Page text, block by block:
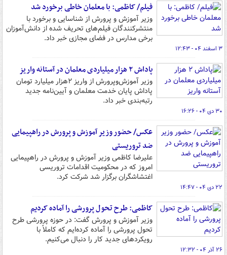
فیلم/ کاظمی: با معلمان خاطی برخورد شد
وزیر آموزش و پرورش از شناسایی و برخورد با
منتشرکنندگان فیلم‌های تحریف شده از دانش‌آموزان
برخی مدارس در فضای مجازی خبر داد.
۳ اسفند ۰۴ - ۱۲:۴۳
پاداش ۲ هزار میلیاردی معلمان در آستانه واریز
وزیر آموزش‌وپرورش از واریز ۲هزار میلیارد تومان
پاداش پایان خدمت معلمان و آیین‌نامه جدید
رتبه‌بندی خبر داد.
۳۰ دی ۰۴ - ۱۶:۲۶
عکس/ حضور وزیر آموزش و پرورش در راهپیمایی
ضد تروریستی
علیرضا کاظمی وزیر آموزش و پرورش در راهپیمایی
امروز که در محکومیت اقدامات تروریسی
اغتشاشگران برگزار شد شرکت کرد.
۲۲ دی ۰۴ - ۱۴:۴۷
کاظمی: طرح تحول پرورشی را آماده کردیم
وزیر آموزش و پرورش گفت: در حوزه پرورشی طرح
تحول پرورشی را آماده کرده‌ایم که کاملاً با
رویکردهای جدید کار را دنبال می‌کنیم.
۲۶ آذر ۰۴ - ۱۲:۳۲